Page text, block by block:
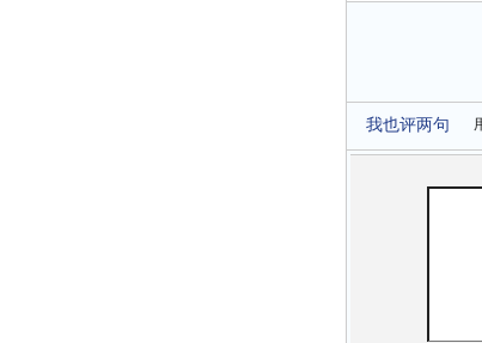
我也评两句